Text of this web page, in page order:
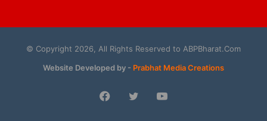
© Copyright 2026, All Rights Reserved to ABPBharat.Com
Website Developed by - Prabhat Media Creations
Facebook
TwitterYouTube